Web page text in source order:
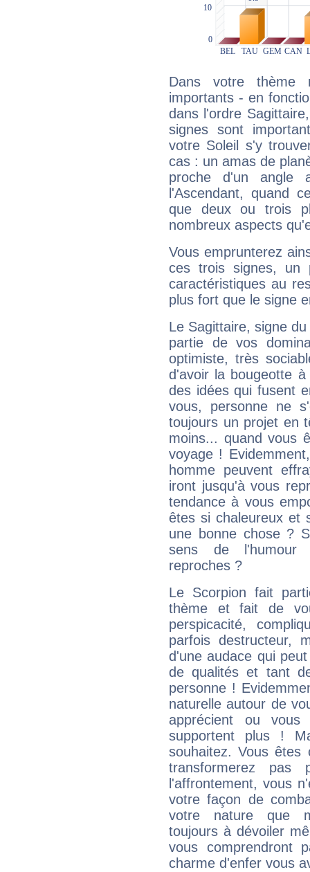
Dans votre thème
importants - en
dans l'ordre
signes sont
votre Soleil s'y
cas : un amas de
proche d'un
l'Ascendant, quand
que deux ou trois
nombreux aspects
Vous emprunterez
ces trois signes, un
caractéristiques au
plus fort que le signe
Le Sagittaire, signe
partie de vos
optimiste, très
d'avoir la bougeotte
des idées qui fusent
vous, personne ne
toujours un projet en
moins... quand vous
voyage !
homme peuvent
iront jusqu'à vous
tendance à vous
êtes si chaleureux et
une bonne chose ?
sens de l'humour
reproches ?
Le Scorpion fait
thème et fait de
perspicacité,
parfois destructeur,
d'une audace qui
de qualités et tant
personne !
naturelle autour de
apprécient ou
supportent plus !
souhaitez. Vous
transformerez
l'affrontement, vous
votre façon de
votre nature que
toujours à dévoiler
vous comprendront
charme d'enfer vous